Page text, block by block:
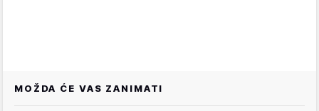
MOŽDA ĆE VAS ZANIMATI